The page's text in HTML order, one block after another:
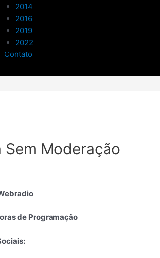
2014
2016
2019
2022
Contato
Sem Moderação
de Programação